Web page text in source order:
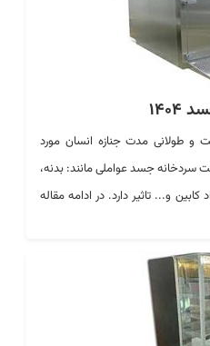
و طولانی مدت جنازه انسان مورد
سردخانه جسد عواملی مانند: بدنه،
و... تاثیر دارد. در ادامه مقاله